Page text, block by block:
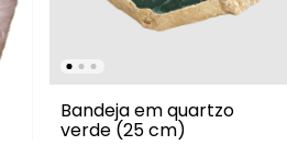
Bandeja em quartzo
verde (25 cm)